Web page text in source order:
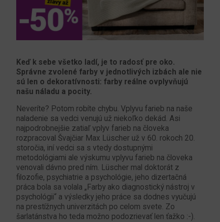
Keď k sebe všetko ladí, je to radosť pre oko.
Správne zvolené farby v jednotlivých izbách ale nie
sú len o dekoratívnosti: farby reálne ovplyvňujú
našu náladu a pocity.
Neveríte? Potom robíte chybu. Vplyvu farieb na naše
naladenie sa vedci venujú už niekoľko dekád. Asi
najpodrobnejšie zatiaľ vplyv farieb na človeka
rozpracoval Švajčiar Max Lüscher už v 60. rokoch 20.
storočia, iní vedci sa s vtedy dostupnými
metodológiami ale výskumu vplyvu farieb na človeka
venovali dávno pred ním. Lüscher mal doktorát z
filozofie, psychiatrie a psychológie, jeho dizertačná
práca bola sa volala „Farby ako diagnostický nástroj v
psychológii“ a výsledky jeho práce sa dodnes vyučujú
na prestížnych univerzitách po celom svete. Zo
šarlatánstva ho teda možno podozrievať len ťažko :-).